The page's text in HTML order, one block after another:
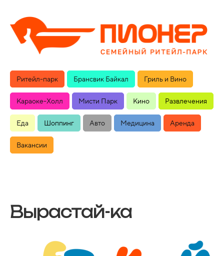
Ритейл-парк Брансвик Байкал Гриль и Вино
Караоке-Холл Мисти Парк Кино Развлечения
Еда Шоппинг Авто Медицина Аренда
Вакансии
Вырастай-ка